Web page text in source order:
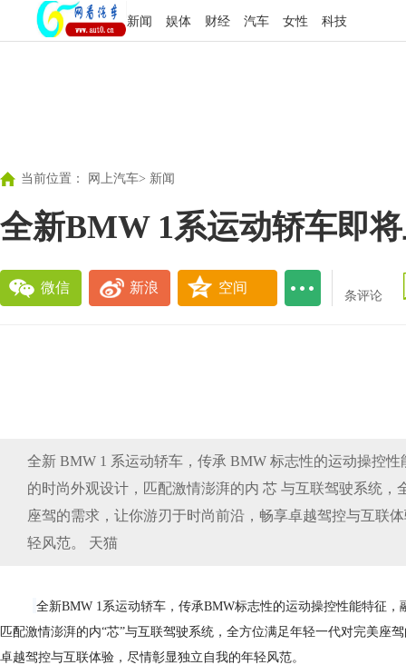
新闻 娱体 财经 汽车 女性 科技
当前位置： 网上汽车> 新闻
全新BMW 1系运动轿车即
微信 新浪 空间
条评论
全新 BMW 1 系运动轿车，传承 BMW 标志性的运动操控
的时尚外观设计，匹配激情澎湃的内 芯 与互联驾驶系统，
座驾的需求，让你游刃于时尚前沿，畅享卓越驾控与互联
轻风范。 天猫
全新BMW 1系运动轿车，传承BMW标志性的运动操控性能特征，
匹配激情澎湃的内“芯”与互联驾驶系统，全方位满足年轻一代对完美座
卓越驾控与互联体验，尽情彰显独立自我的年轻风范。